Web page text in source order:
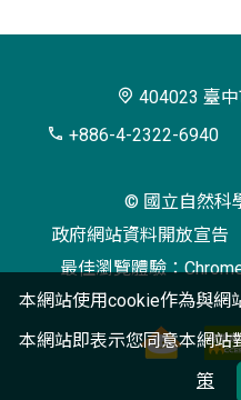
博
404023 臺
+886-4-2322-6940
© 國立自然科
政府網站資料開放宣告
最佳瀏覽體驗：
本網站使用cookie作為與網
本網站即表示您同意本網站
策